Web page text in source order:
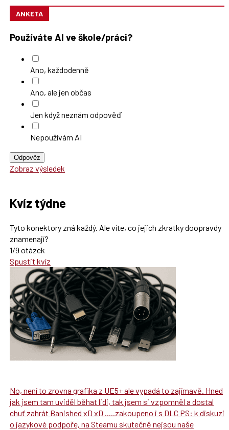
ANKETA
Používáte AI ve škole/práci?
Ano, každodenně
Ano, ale jen občas
Jen když neznám odpověď
Nepoužívám AI
Odpověz
Zobraz výsledek
Kvíz týdne
Tyto konektory zná každý. Ale víte, co jejich zkratky doopravdy
znamenají?
1/9 otázek
Spustit kvíz
No, není to zrovna grafika z UE5+ ale vypadá to zajímavě. Hned
jak jsem tam uviděl běhat lidi, tak jsem si vzpomněl a dostal
chuť zahrát Banished xD xD .....zakoupeno i s DLC PS: k diskuzi
o jazykové podpoře, na Steamu skutečně nejsou naše